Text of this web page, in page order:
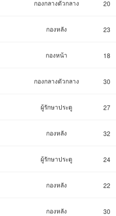
กองกลางตัวกลาง 20
กองหลัง 23
กองหน้า 18
กองกลางตัวกลาง 30
ผู้รักษาประตู 27
กองหลัง 32
ผู้รักษาประตู 24
กองหลัง 22
กองหลัง 30